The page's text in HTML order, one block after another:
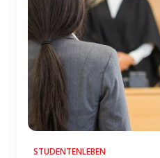
STUDENTENLEBEN